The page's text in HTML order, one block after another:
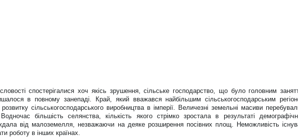
спостерігалися хоч якісь зрушення, сільське господарство, що було головним
в повному занепаді. Край, який вважався найбільшим сільськогосподарським
сільськогосподарського виробництва в імперії. Величезні земельні масиви
більшість селянства, кількість якого стрімко зростала в результаті
від малоземелля, незважаючи на деяке розширення посівних площ. Неможливість
роботу в інших країнах.